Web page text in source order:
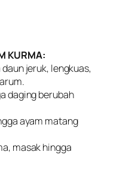
KURMA:
jeruk, lengkuas,
daging berubah
ayam matang
masak hingga